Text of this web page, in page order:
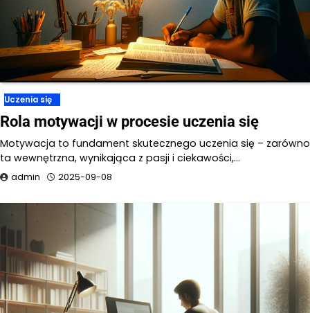
Uczenia się
Rola motywacji w procesie uczenia się
Motywacja to fundament skutecznego uczenia się – zarówno
ta wewnętrzna, wynikająca z pasji i ciekawości,…
admin 2025-09-08